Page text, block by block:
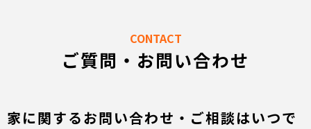
CONTACT
ご質問・お問い合わせ
家に関するお問い合わせ・ご相談はいつで